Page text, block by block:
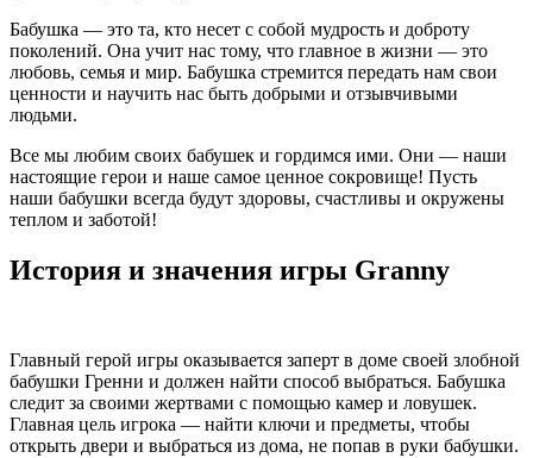
Бабушка — это та, кто несет с собой мудрость и доброту
поколений. Она учит нас тому, что главное в жизни — это
любовь, семья и мир. Бабушка стремится передать нам свои
ценности и научить нас быть добрыми и отзывчивыми
людьми.
Все мы любим своих бабушек и гордимся ими. Они — наши
настоящие герои и наше самое ценное сокровище! Пусть
наши бабушки всегда будут здоровы, счастливы и окружены
теплом и заботой!
История и значения игры Granny
Главный герой игры оказывается заперт в доме своей злобной
бабушки Гренни и должен найти способ выбраться. Бабушка
следит за своими жертвами с помощью камер и ловушек.
Главная цель игрока — найти ключи и предметы, чтобы
открыть двери и выбраться из дома, не попав в руки бабушки.